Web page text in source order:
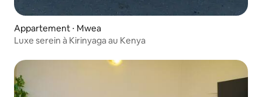
Appartement ⋅ Mwea
Luxe serein à Kirinyaga au Kenya